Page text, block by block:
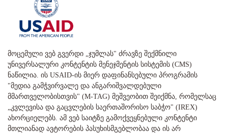
მოცემული ვებ გვერდი „ჯუმლას" ძრავზე შექმნილი
უნივერსალური კონტენტის მენეჯმენტის სისტემის (CMS)
ნაწილია. ის USAID-ის მიერ დაფინანსებული პროგრამის
"მედია გამჭვირვალე და ანგარიშვალდებული
მმართველობისთვის" (M-TAG) მეშვეობით შეიქმნა, რომელსაც
„კვლევისა და გაცვლების საერთაშორისო საბჭო" (IREX)
ახორციელებს. ამ ვებ საიტზე გამოქვეყნებული კონტენტი
მთლიანად ავტორების პასუხისმგებლობაა და ის არ